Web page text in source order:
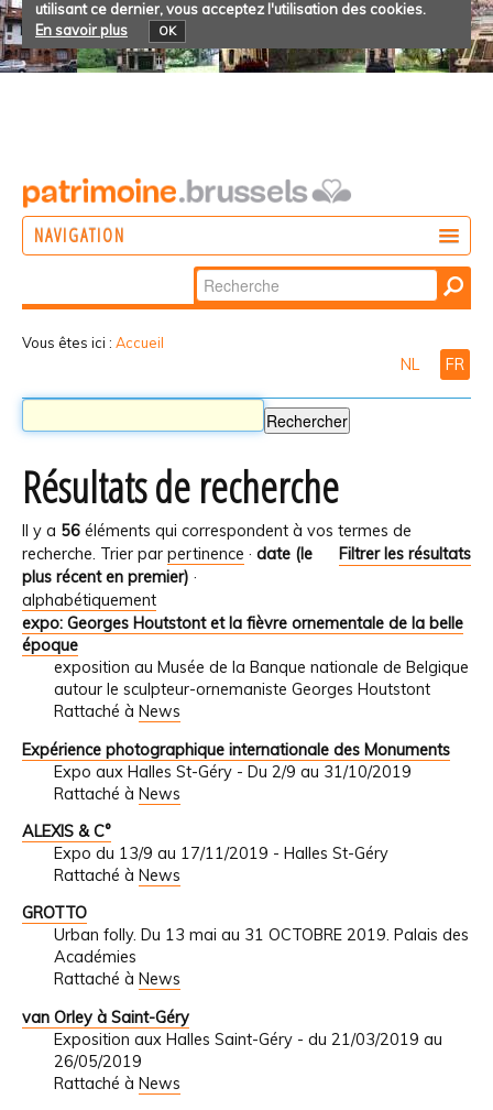
utilisant ce dernier, vous acceptez l'utilisation des cookies.
En savoir plus
OK
NAVIGATION
Chercher par
Recherche
Vous êtes ici : Accueil
NL FR
Résultats de recherche
Il y a 56 éléments qui correspondent à vos termes de
recherche.
Filtrer les résultats
Trier par pertinence · date (le
plus récent en premier) ·
alphabétiquement
expo: Georges Houtstont et la fièvre ornementale de la belle
époque
exposition au Musée de la Banque nationale de Belgique
autour le sculpteur-ornemaniste Georges Houtstont
Rattaché à News
Expérience photographique internationale des Monuments
Expo aux Halles St-Géry - Du 2/9 au 31/10/2019
Rattaché à News
ALEXIS & C°
Expo du 13/9 au 17/11/2019 - Halles St-Géry
Rattaché à News
GROTTO
Urban folly. Du 13 mai au 31 OCTOBRE 2019. Palais des
Académies
Rattaché à News
van Orley à Saint-Géry
Exposition aux Halles Saint-Géry - du 21/03/2019 au
26/05/2019
Rattaché à News